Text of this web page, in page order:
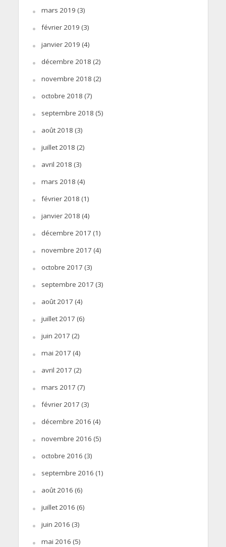
mars 2019 (3)
février 2019 (3)
janvier 2019 (4)
décembre 2018 (2)
novembre 2018 (2)
octobre 2018 (7)
septembre 2018 (5)
août 2018 (3)
juillet 2018 (2)
avril 2018 (3)
mars 2018 (4)
février 2018 (1)
janvier 2018 (4)
décembre 2017 (1)
novembre 2017 (4)
octobre 2017 (3)
septembre 2017 (3)
août 2017 (4)
juillet 2017 (6)
juin 2017 (2)
mai 2017 (4)
avril 2017 (2)
mars 2017 (7)
février 2017 (3)
décembre 2016 (4)
novembre 2016 (5)
octobre 2016 (3)
septembre 2016 (1)
août 2016 (6)
juillet 2016 (6)
juin 2016 (3)
mai 2016 (5)